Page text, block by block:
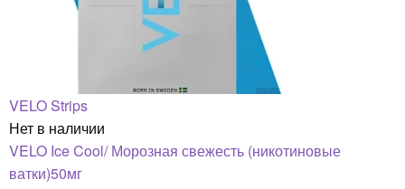
VELO Strips
Нет в наличии
VELO Ice Cool/ Морозная свежесть (никотиновые
ватки)50мг